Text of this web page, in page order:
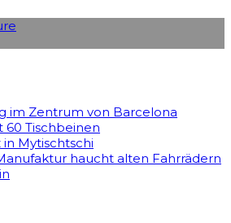
im Zentrum von Barcelona
60 Tischbeinen
in Mytischtschi
haucht alten Fahrrädern